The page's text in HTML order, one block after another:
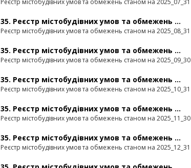
35. Реєстр містобудівних умов та обмежень ...
Реєстр містобудівних умов та обмежень станом на 2025_08_31
35. Реєстр містобудівних умов та обмежень ...
Реєстр містобудівних умов та обмежень станом на 2025_09_30
35. Реєстр містобудівних умов та обмежень ...
Реєстр містобудівних умов та обмежень станом на 2025_10_31
35. Реєстр містобудівних умов та обмежень ...
Реєстр містобудівних умов та обмежень станом на 2025_11_30
35. Реєстр містобудівних умов та обмежень ...
Реєстр містобудівних умов та обмежень станом на 2025_12_31